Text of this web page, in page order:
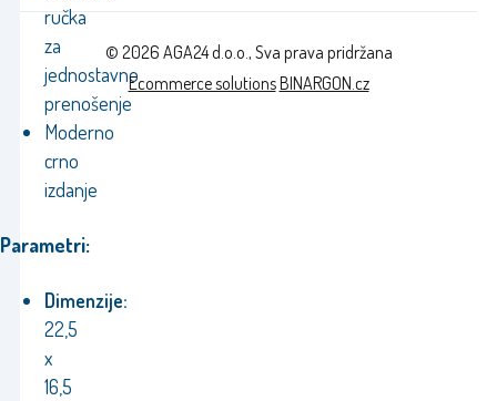
ručka
za
jednostavno
prenošenje
Moderno
crno
izdanje
Parametri:
Dimenzije:
22,5
x
16,5
© 2026 AGA24 d.o.o., Sva prava pridržana
Ecommerce solutionsBINARGON.cz